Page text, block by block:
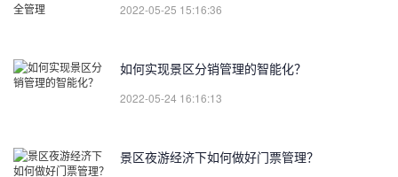
2022-05-25 15:16:36
如何实现景区分销管理的智能化？
2022-05-24 16:16:13
景区夜游经济下如何做好门票管理？